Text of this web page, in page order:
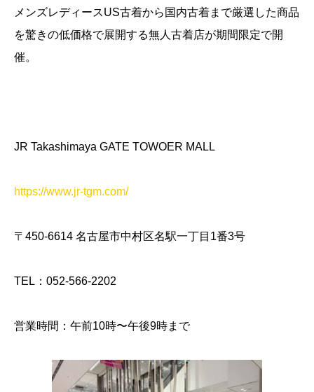
メンズレディースUS古着から国内古着まで厳選した商品
を驚きの低価格で展開する無人古着店が期間限定で開
催。
JR Takashimaya GATE TOWOER MALL
https://www.jr-tgm.com/
〒450-6614 名古屋市中村区名駅一丁目1番3号
TEL：052-566-2202
営業時間：午前10時〜午後9時まで